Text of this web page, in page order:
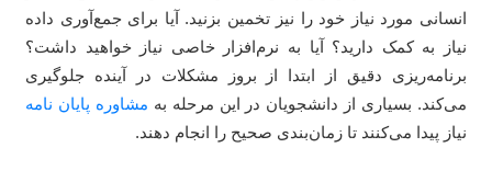
مورد نیاز خود را نیز تخمین بزنید. آیا برای جمع‌آوری داده
به کمک دارید؟ آیا به نرم‌افزار خاصی نیاز خواهید داشت؟
دقیق از ابتدا از بروز مشکلات در آینده جلوگیری
بسیاری از دانشجویان در این مرحله بهمشاوره پایان نامه
پیدا می‌کنند تا زمان‌بندی صحیح را انجام دهند.